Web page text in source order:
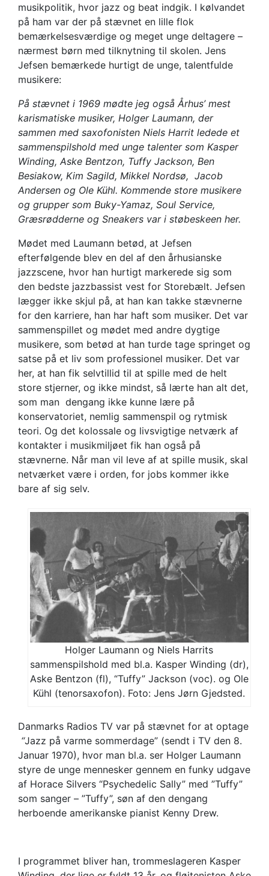
musikpolitik, hvor jazz og beat indgik. I kølvandet
på ham var der på stævnet en lille flok
bemærkelsesværdige og meget unge deltagere –
nærmest børn med tilknytning til skolen. Jens
Jefsen bemærkede hurtigt de unge, talentfulde
musikere:
På stævnet i 1969 mødte jeg også Århus’ mest
karismatiske musiker, Holger Laumann, der
sammen med saxofonisten Niels Harrit ledede et
sammenspilshold med unge talenter som Kasper
Winding, Aske Bentzon, Tuffy Jackson, Ben
Besiakow, Kim Sagild, Mikkel Nordsø, Jacob
Andersen og Ole Kühl. Kommende store musikere
og grupper som Buky-Yamaz, Soul Service,
Græsrødderne og Sneakers var i støbeskeen her.
Mødet med Laumann betød, at Jefsen
efterfølgende blev en del af den århusianske
jazzscene, hvor han hurtigt markerede sig som
den bedste jazzbassist vest for Storebælt. Jefsen
lægger ikke skjul på, at han kan takke stævnerne
for den karriere, han har haft som musiker. Det var
sammenspillet og mødet med andre dygtige
musikere, som betød at han turde tage springet og
satse på et liv som professionel musiker. Det var
her, at han fik selvtillid til at spille med de helt
store stjerner, og ikke mindst, så lærte han alt det,
som man dengang ikke kunne lære på
konservatoriet, nemlig sammenspil og rytmisk
teori. Og det kolossale og livsvigtige netværk af
kontakter i musikmiljøet fik han også på
stævnerne. Når man vil leve af at spille musik, skal
netværket være i orden, for jobs kommer ikke
bare af sig selv.
Holger Laumann og Niels Harrits
sammenspilshold med bl.a. Kasper Winding (dr),
Aske Bentzon (fl), “Tuffy” Jackson (voc). og Ole
Kühl (tenorsaxofon). Foto: Jens Jørn Gjedsted.
Danmarks Radios TV var på stævnet for at optage
“Jazz på varme sommerdage” (sendt i TV den 8.
Januar 1970), hvor man bl.a. ser Holger Laumann
styre de unge mennesker gennem en funky udgave
af Horace Silvers “Psychedelic Sally” med ”Tuffy”
som sanger – ”Tuffy”, søn af den dengang
herboende amerikanske pianist Kenny Drew.
I programmet bliver han, trommeslageren Kasper